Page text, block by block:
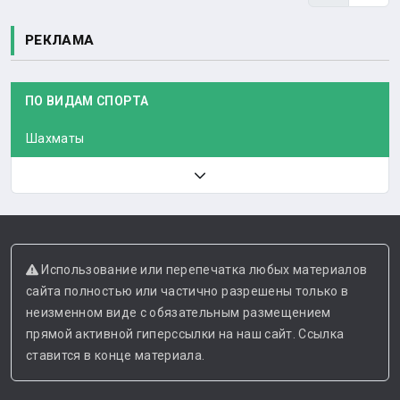
РЕКЛАМА
ПО ВИДАМ СПОРТА
Шахматы
Использование или перепечатка любых материалов
сайта полностью или частично разрешены только в
неизменном виде с обязательным размещением
прямой активной гиперссылки на наш сайт. Ссылка
ставится в конце материала.